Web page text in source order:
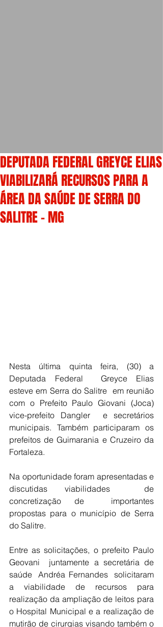
DEPUTADA FEDERAL GREYCE ELIAS
VIABILIZARÁ RECURSOS PARA A
ÁREA DA SAÚDE DE SERRA DO
SALITRE - MG
Nesta última quinta feira, (30) a
Deputada Federal  Greyce Elias
esteve em Serra do Salitre  em reunião
com o Prefeito Paulo Giovani (Joca)
vice-prefeito Dangler  e secretários
municipais. Também participaram os
prefeitos de Guimarania e Cruzeiro da
Fortaleza.
Na oportunidade foram apresentadas e
discutidas viabilidades  de
concretização de  importantes
propostas para o município de Serra
do Salitre.
Entre as solicitações, o prefeito Paulo
Geovani  juntamente a secretária de
saúde  Andréa Fernandes  solicitaram
a viabilidade de recursos para
realização da ampliação de leitos para
o Hospital Municipal e a realização de
mutirão de cirurgias visando também o